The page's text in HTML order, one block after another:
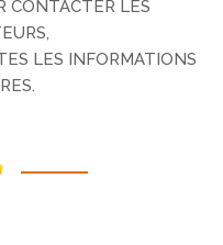
CONTACTER LES
LES INFORMATIONS